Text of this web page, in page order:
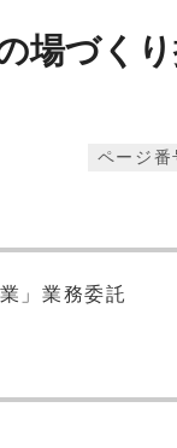
場づく
ページ
」業務委託